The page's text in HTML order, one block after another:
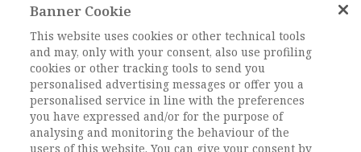
capaci di riconoscere e decostruire le
disuguaglianze. La violenza di genere non si
sconfigge con la pietà o la repressione, ma con la
giustizia, la conoscenza e la cura della convivenza.
Presidenza e Direttivo nazionale AIS
con la collaborazione di studiose e studiosi Sezione
Banner Cookie
This website uses cookies or other technical tools
and may, only with your consent, also use profiling
cookies or other tracking tools to send you
personalised advertising messages or offer you a
personalised service in line with the preferences
you have expressed and/or for the purpose of
analysing and monitoring the behaviour of the
users of this website. You can give your consent by